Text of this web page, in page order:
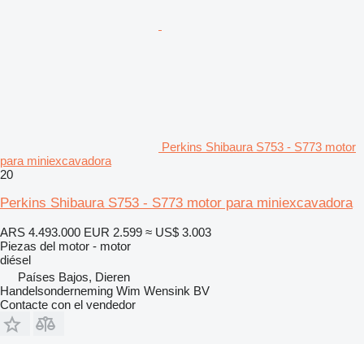
Perkins Shibaura S753 - S773 motor
para miniexcavadora
20
Perkins Shibaura S753 - S773 motor para miniexcavadora
ARS 4.493.000 EUR 2.599 ≈ US$ 3.003
Piezas del motor - motor
diésel
Países Bajos, Dieren
Handelsonderneming Wim Wensink BV
Contacte con el vendedor